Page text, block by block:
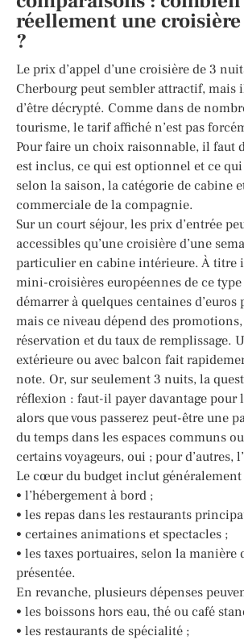
réellement une
?
Le prix d’appel d’une croisière de 3
Cherbourg peut sembler attractif, mais
d’être décrypté. Comme dans de
tourisme, le tarif affiché n’est pas
Pour faire un choix raisonnable, il faut
est inclus, ce qui est optionnel et ce
selon la saison, la catégorie de cabine
commerciale de la compagnie.
Sur un court séjour, les prix d’entrée
accessibles qu’une croisière d’une
particulier en cabine intérieure. À titre
mini-croisières européennes de ce
démarrer à quelques centaines d’euros
mais ce niveau dépend des
réservation et du taux de remplissage.
extérieure ou avec balcon fait
note. Or, sur seulement 3 nuits, la
réflexion : faut-il payer davantage pour
alors que vous passerez peut-être une
du temps dans les espaces communs
certains voyageurs, oui ; pour d’autres,
Le cœur du budget inclut généralement
• l’hébergement à bord ;
• les repas dans les restaurants
• certaines animations et spectacles ;
• les taxes portuaires, selon la manière
présentée.
En revanche, plusieurs dépenses
• les boissons hors eau, thé ou café
• les restaurants de spécialité ;